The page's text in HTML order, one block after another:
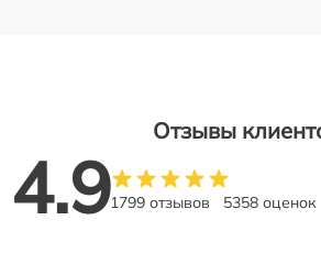
Отзывы
4.91799 отзывов 5358 оценок